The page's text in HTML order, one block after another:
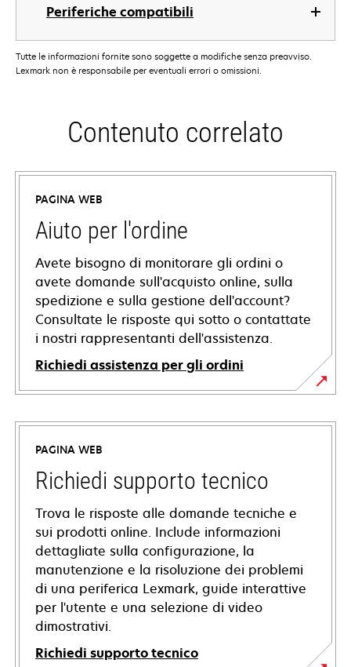
Periferiche compatibili
Tutte le informazioni fornite sono soggette a modifiche senza preavviso.
Lexmark non è responsabile per eventuali errori o omissioni.
Contenuto correlato
PAGINA WEB
Aiuto per l'ordine
Avete bisogno di monitorare gli ordini o
avete domande sull'acquisto online, sulla
spedizione e sulla gestione dell'account?
Consultate le risposte qui sotto o contattate
i nostri rappresentanti dell'assistenza.
Richiedi assistenza per gli ordini
PAGINA WEB
Richiedi supporto tecnico
Trova le risposte alle domande tecniche e
sui prodotti online. Include informazioni
dettagliate sulla configurazione, la
manutenzione e la risoluzione dei problemi
di una periferica Lexmark, guide interattive
per l'utente e una selezione di video
dimostrativi.
Richiedi supporto tecnico